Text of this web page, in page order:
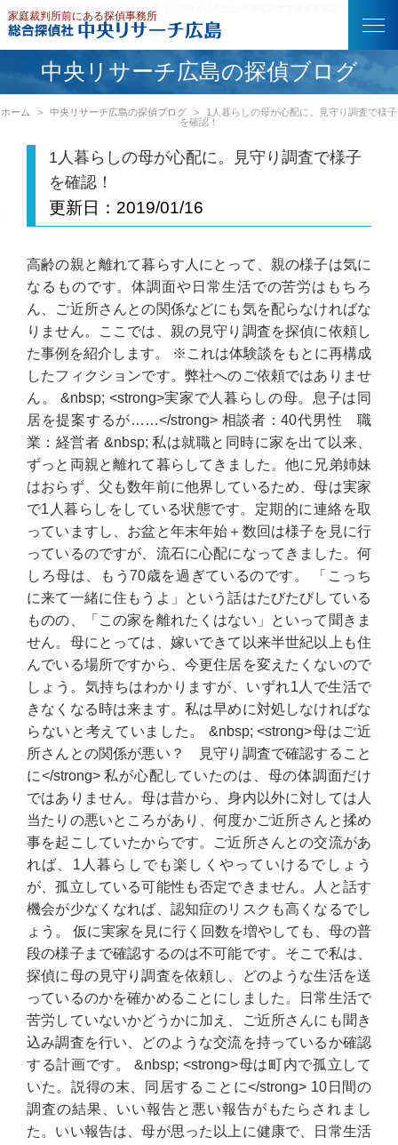
中央リサーチ広島の探偵ブログ
ホーム 中央リサーチ広島の探偵ブログ
1人暮らしの母が心配に。見守り調査で様子
を確認！
1人暮らしの母が心配に。見守り調査で様子
を確認！
更新日： 2019/01/16
高齢の親と離れて暮らす人にとって、親の様子は気に
なるものです。体調面や日常生活での苦労はもちろ
ん、ご近所さんとの関係などにも気を配らなければな
りません。ここでは、親の見守り調査を探偵に依頼し
た事例を紹介します。 ※これは体験談をもとに再構成
したフィクションです。弊社へのご依頼ではありませ
ん。 &nbsp; <strong>実家で人暮らしの母。息子は同
居を提案するが……</strong> 相談者：40代男性 職
業：経営者 &nbsp; 私は就職と同時に家を出て以来、
ずっと両親と離れて暮らしてきました。他に兄弟姉妹
はおらず、父も数年前に他界しているため、母は実家
で1人暮らしをしている状態です。定期的に連絡を取
っていますし、お盆と年末年始＋数回は様子を見に行
っているのですが、流石に心配になってきました。何
しろ母は、もう70歳を過ぎているのです。 「こっち
に来て一緒に住もうよ」という話はたびたびしている
ものの、「この家を離れたくはない」といって聞きま
せん。母にとっては、嫁いできて以来半世紀以上も住
んでいる場所ですから、今更住居を変えたくないので
しょう。気持ちはわかりますが、いずれ1人で生活で
きなくなる時は来ます。私は早めに対処しなければな
らないと考えていました。 &nbsp; <strong>母はご近
所さんとの関係が悪い？ 見守り調査で確認すること
に</strong> 私が心配していたのは、母の体調面だけ
ではありません。母は昔から、身内以外に対しては人
当たりの悪いところがあり、何度かご近所さんと揉め
事を起こしていたからです。ご近所さんとの交流があ
れば、1人暮らしでも楽しくやっていけるでしょう
が、孤立している可能性も否定できません。人と話す
機会が少なくなれば、認知症のリスクも高くなるでし
ょう。 仮に実家を見に行く回数を増やしても、母の普
段の様子まで確認するのは不可能です。そこで私は、
探偵に母の見守り調査を依頼し、どのような生活を送
っているのかを確かめることにしました。日常生活で
苦労していないかどうかに加え、ご近所さんにも聞き
込み調査を行い、どのような交流を持っているか確認
する計画です。 &nbsp; <strong>母は町内で孤立して
いた。説得の末、同居することに</strong> 10日間の
調査の結果、いい報告と悪い報告がもたらされまし
た。いい報告は、母が思った以上に健康で、日常生活